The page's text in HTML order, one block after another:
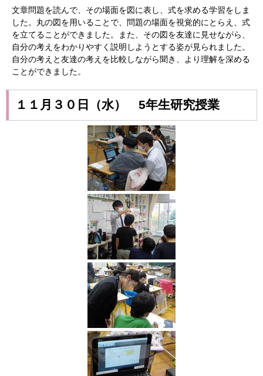
文章問題を読んで、その場面を図に表し、式を求める学習をしま
した。丸の図を用いることで、問題の場面を視覚的にとらえ、式
を立てることができました。また、その図を友達に見せながら、
自分の考えをわかりやすく説明しようとする姿が見られました。
自分の考えと友達の考えを比較しながら聞き、より理解を深める
ことができました。
１１月３０日（水） 5年生研究授業